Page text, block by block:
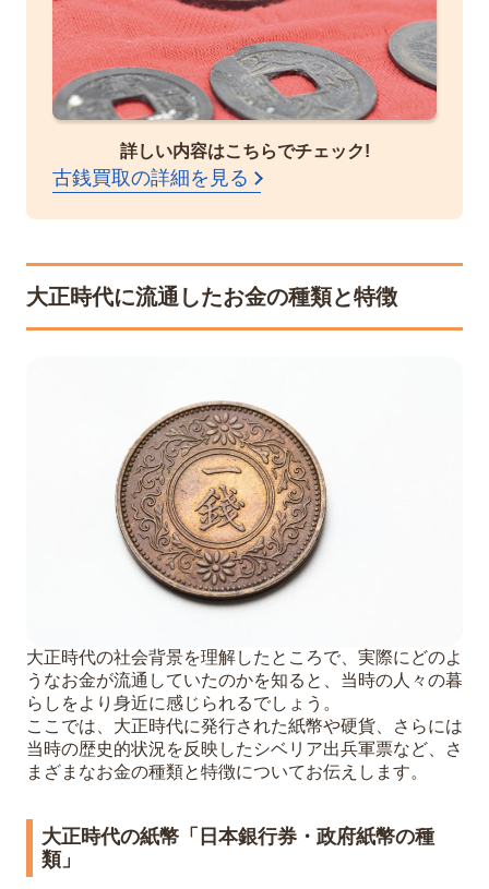
詳しい内容はこちらでチェック!
古銭買取の詳細を見る
大正時代に流通したお金の種類と特徴
大正時代の社会背景を理解したところで、実際にどのよ
うなお金が流通していたのかを知ると、当時の人々の暮
らしをより身近に感じられるでしょう。
ここでは、大正時代に発行された紙幣や硬貨、さらには
当時の歴史的状況を反映したシベリア出兵軍票など、さ
まざまなお金の種類と特徴についてお伝えします。
大正時代の紙幣「日本銀行券・政府紙幣の種
類」